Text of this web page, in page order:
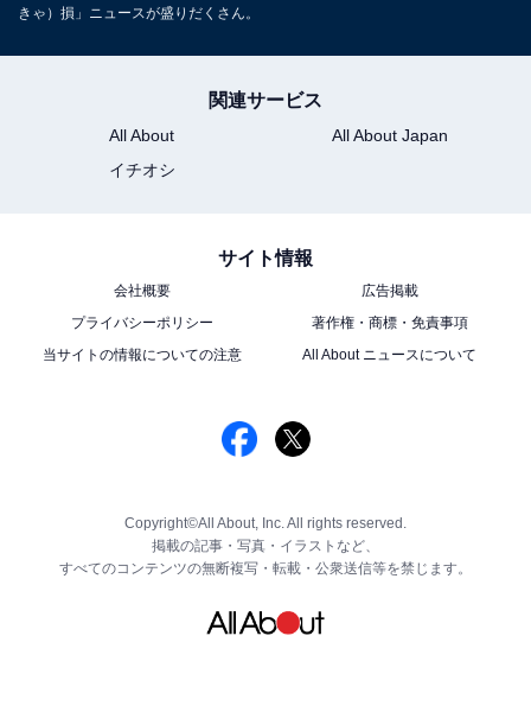
きゃ）損」ニュースが盛りだくさん。
関連サービス
All About
All About Japan
イチオシ
サイト情報
会社概要
広告掲載
プライバシーポリシー
著作権・商標・免責事項
当サイトの情報についての注意
All About ニュースについて
Copyright©All About, Inc. All rights reserved.
掲載の記事・写真・イラストなど、
すべてのコンテンツの無断複写・転載・公衆送信等を禁じます。